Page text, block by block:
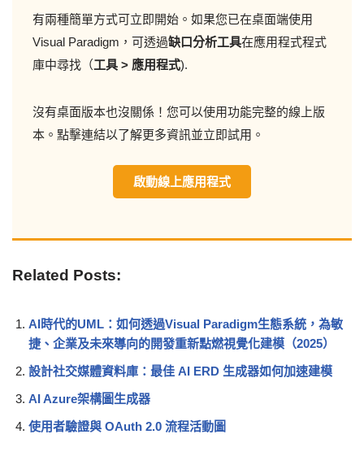
有兩種簡單方式可立即開始。如果您已在桌面端使用
Visual Paradigm，可透過缺口分析工具在應用程式程式
庫中尋找（工具 > 應用程式).
沒有桌面版本也沒關係！您可以使用功能完整的線上版
本。點擊連結以了解更多資訊並立即試用。
啟動線上應用程式
Related Posts:
AI時代的UML：如何透過Visual Paradigm生態系統，為敏
捷、企業及未來導向的開發重新點燃視覺化建模（2025）
設計社交媒體資料庫：最佳 AI ERD 生成器如何加速建模
AI Azure架構圖生成器
使用者驗證與 OAuth 2.0 流程活動圖